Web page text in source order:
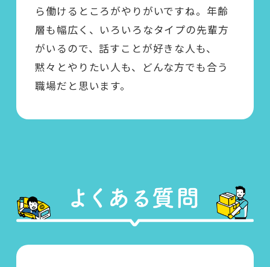
ら働けるところがやりがいですね。年齢
層も幅広く、いろいろなタイプの先輩方
がいるので、話すことが好きな人も、
黙々とやりたい人も、どんな方でも合う
職場だと思います。